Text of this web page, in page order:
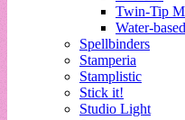
Twin-Tip
Water-
Spellbinders
Stamperia
Stamplistic
Stick it!
Studio Light